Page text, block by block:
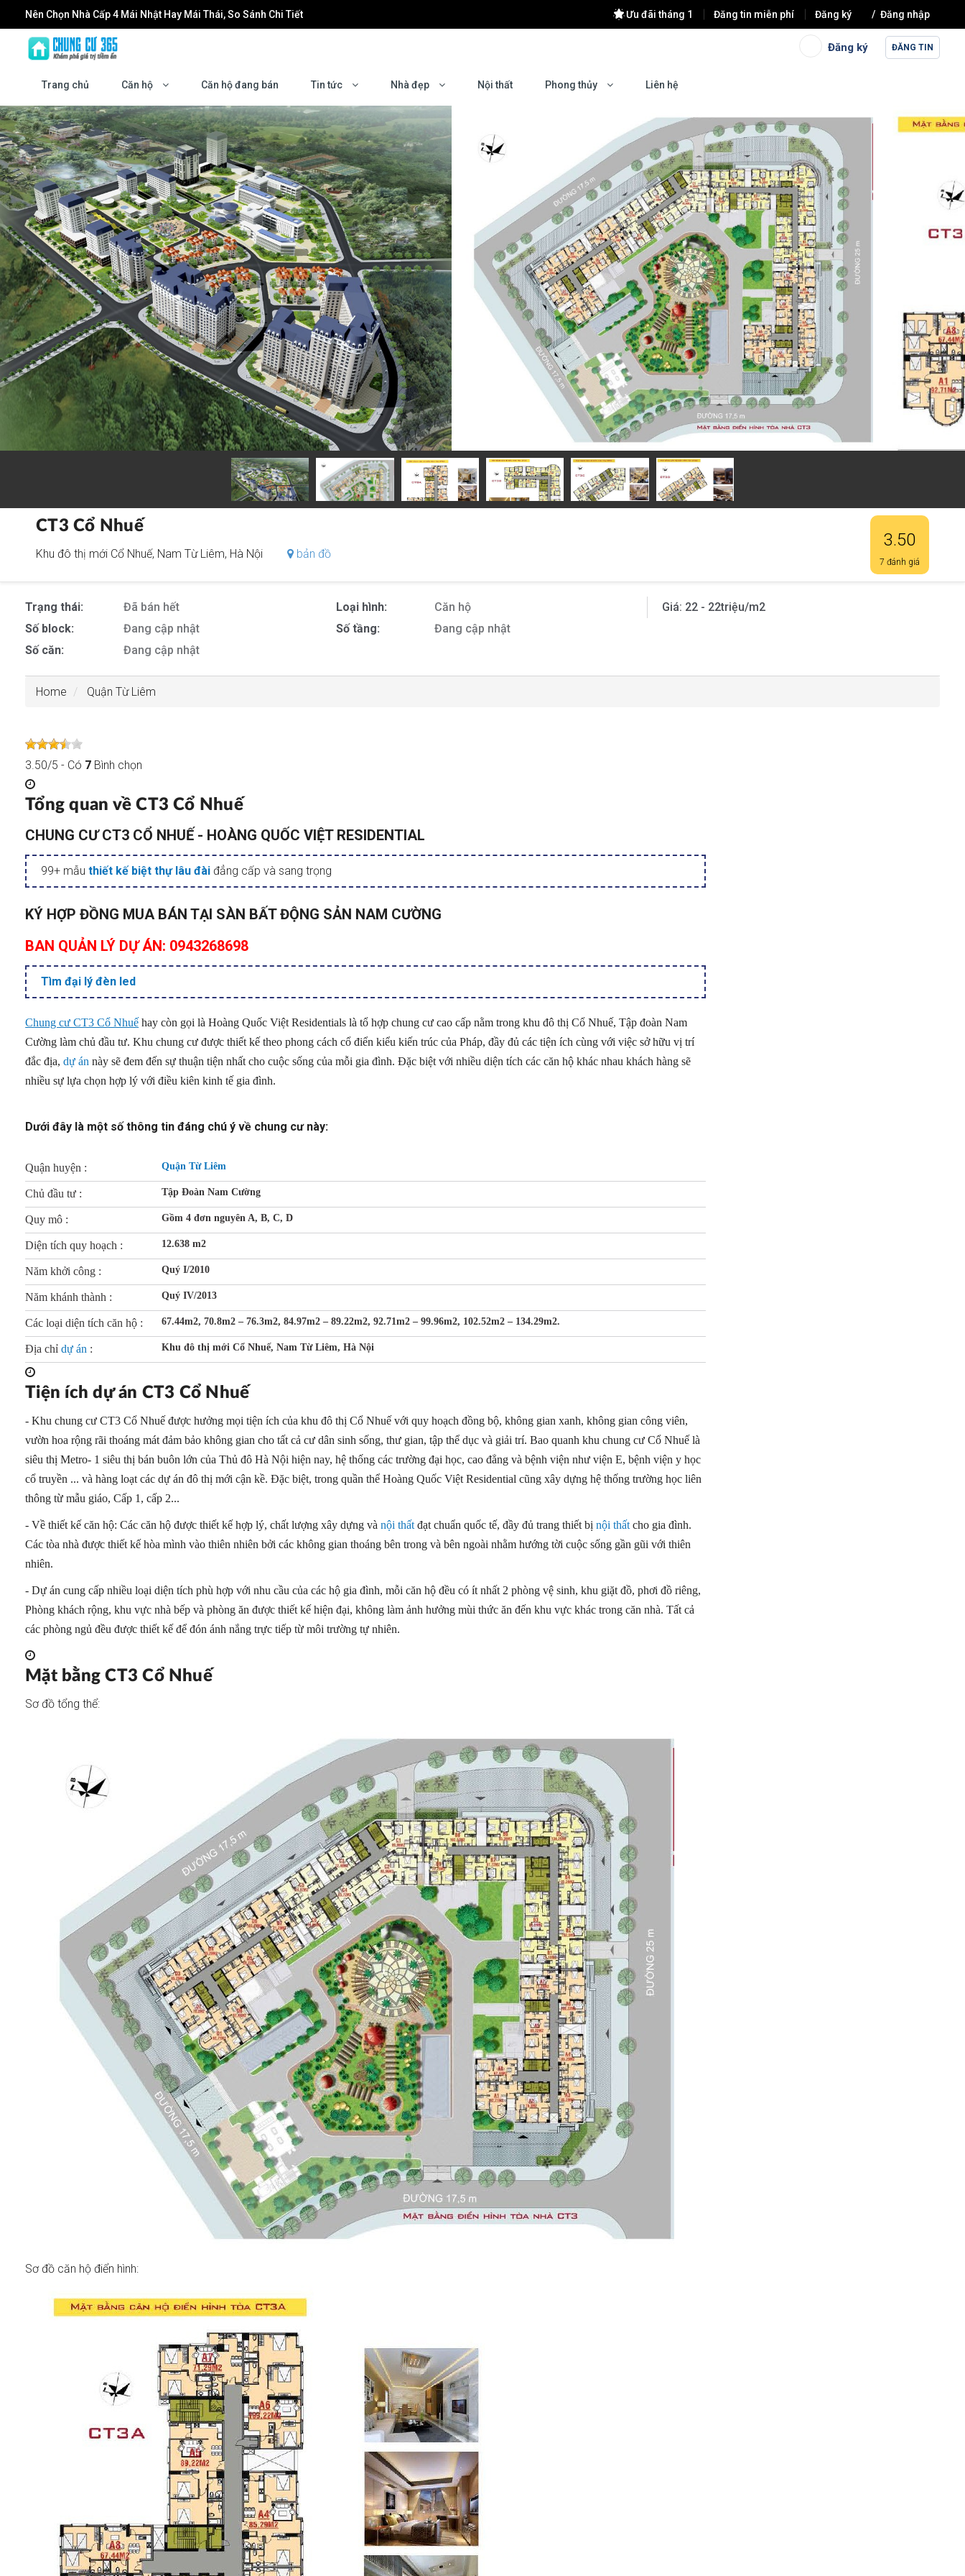
Nên Chọn Nhà Cấp 4 Mái Nhật Hay Mái Thái, So Sánh Chi Tiết
Đầu tư Forestia Park: Cơ hội tăng trưởng cùng sự phát triển của khu Đông Hà Nội
Masteri Grand Coast: Biểu tượng sống mới tại trung tâm Vinhomes Ocean Park 2
Ưu đãi tháng 1 Đăng tin miễn phí Đăng ký Đăng nhập
Đăng ký ĐĂNG TIN
Trang chủ Căn hộ Căn hộ đang bán Tin tức Nhà đẹp Nội thất Phong thủy Liên hệ
CT3 Cổ Nhuế
Khu đô thị mới Cổ Nhuế, Nam Từ Liêm, Hà Nội bản đồ
3.50
7 đánh giá
Trạng thái: Đã bán hết Loại hình:
Căn hộ
Số block:
Đang cập nhật Số tầng:
Đang cập nhật
Số căn:
Đang cập nhật
Giá: 22 - 22triệu/m2
Home Quận Từ Liêm
3.50/5 - Có 7 Bình chọn
Tổng quan về CT3 Cổ Nhuế
CHUNG CƯ CT3 CỔ NHUẾ - HOÀNG QUỐC VIỆT RESIDENTIAL
99+ mẫuthiết kế biệt thự lâu đài đẳng cấp và sang trọng
KÝ HỢP ĐỒNG MUA BÁN TẠI SÀN BẤT ĐỘNG SẢN NAM CƯỜNG
BAN QUẢN LÝ DỰ ÁN: 0943268698
Tìm đại lý đèn led
Chung cư CT3 Cổ Nhuế hay còn gọi là Hoàng Quốc Việt Residentials là tổ hợp chung cư cao cấp nằm trong khu đô thị Cổ Nhuế, Tập đoàn Nam
Cường làm chủ đầu tư. Khu chung cư được thiết kế theo phong cách cổ điển kiểu kiến trúc của Pháp, đầy đủ các tiện ích cùng với việc sở hữu vị trí
đắc địa,dự án này sẽ đem đến sự thuận tiện nhất cho cuộc sống của mỗi gia đình. Đặc biệt với nhiều diện tích các căn hộ khác nhau khách hàng sẽ
nhiều sự lựa chọn hợp lý với điều kiên kinh tế gia đình.
Dưới đây là một số thông tin đáng chú ý về chung cư này:
Quận huyện : Quận Từ Liêm
Chủ đầu tư : Tập Đoàn Nam Cường
Quy mô : Gồm 4 đơn nguyên A, B, C, D
Diện tích quy hoạch : 12.638 m2
Năm khởi công : Quý I/2010
Năm khánh thành : Quý IV/2013
Các loại diện tích căn hộ : 67.44m2, 70.8m2 – 76.3m2, 84.97m2 – 89.22m2, 92.71m2 – 99.96m2, 102.52m2 – 134.29m2.
Địa chỉdự án : Khu đô thị mới Cổ Nhuế, Nam Từ Liêm, Hà Nội
Tiện ích dự án CT3 Cổ Nhuế
- Khu chung cư CT3 Cổ Nhuế được hưởng mọi tiện ích của khu đô thị Cổ Nhuế với quy hoạch đồng bộ, không gian xanh, không gian công viên,
vườn hoa rộng rãi thoáng mát đảm bảo không gian cho tất cả cư dân sinh sống, thư gian, tập thể dục và giải trí. Bao quanh khu chung cư Cổ Nhuế là
siêu thị Metro- 1 siêu thị bán buôn lớn của Thủ đô Hà Nội hiện nay, hệ thống các trường đại học, cao đẳng và bệnh viện như viện E, bệnh viện y học
cổ truyền ... và hàng loạt các dự án đô thị mới cận kề. Đặc biệt, trong quần thể Hoàng Quốc Việt Residential cũng xây dựng hệ thống trường học liên
thông từ mẫu giáo, Cấp 1, cấp 2...
- Về thiết kế căn hộ: Các căn hộ được thiết kế hợp lý, chất lượng xây dựng vànội thất đạt chuẩn quốc tế, đầy đủ trang thiết bịnội thất cho gia đình.
Các tòa nhà được thiết kế hòa mình vào thiên nhiên bởi các không gian thoáng bên trong và bên ngoài nhằm hướng tời cuộc sống gần gũi với thiên
nhiên.
- Dự án cung cấp nhiều loại diện tích phù hợp với nhu cầu của các hộ gia đình, mỗi căn hộ đều có ít nhất 2 phòng vệ sinh, khu giặt đồ, phơi đồ riêng,
Phòng khách rộng, khu vực nhà bếp và phòng ăn được thiết kế hiện đại, không làm ảnh hưởng mùi thức ăn đến khu vực khác trong căn nhà.Tất cả
các phòng ngủ đều được thiết kế để đón ánh nắng trực tiếp từ môi trường tự nhiên.
Mặt bằng CT3 Cổ Nhuế
Sơ đồ tổng thể:
Sơ đồ căn hộ điển hình: